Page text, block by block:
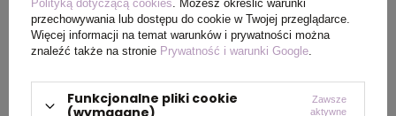
SPECYFIKACJA PRODUKTU
Wymiary
135 x 190 mm; dł. paska
Polityką dotyczącą cookies. Możesz określić warunki
przechowywania lub dostępu do cookie w Twojej przeglądarce.
Więcej informacji na temat warunków i prywatności można
znaleźć także na stronie Prywatność i warunki Google.
Funkcjonalne pliki cookie
Zawsze
aktywne